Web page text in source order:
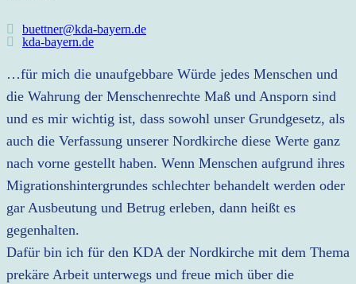
buettner@kda-bayern.de
kda-bayern.de
…für mich die unaufgebbare Würde jedes Menschen und
die Wahrung der Menschenrechte Maß und Ansporn sind
und es mir wichtig ist, dass sowohl unser Grundgesetz, als
auch die Verfassung unserer Nordkirche diese Werte ganz
nach vorne gestellt haben. Wenn Menschen aufgrund ihres
Migrationshintergrundes schlechter behandelt werden oder
gar Ausbeutung und Betrug erleben, dann heißt es
gegenhalten.
Dafür bin ich für den KDA der Nordkirche mit dem Thema
prekäre Arbeit unterwegs und freue mich über die